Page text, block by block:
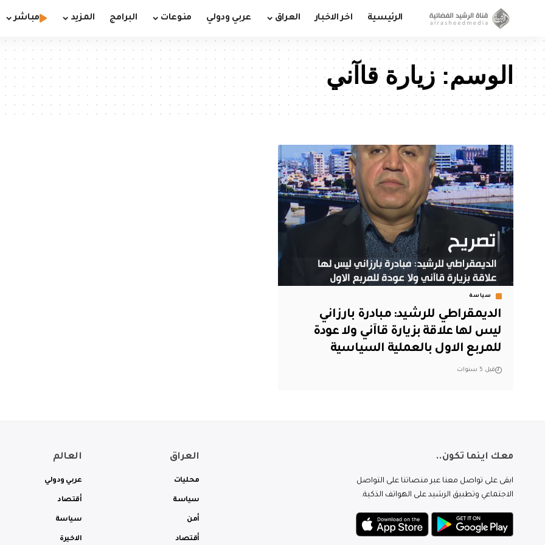
الرئيسية اخر الاخبار العراق عربي ودولي منوعات البرامج المزيد مباشر
الوسم: زيارة قاآني
سياسة
الديمقراطي للرشيد: مبادرة بارزاني
ليس لها علاقة بزيارة قاآني ولا عودة
للمربع الاول بالعملية السياسية
قبل 5 سنوات
معك اينما تكون..
ابقى على تواصل معنا عبر منصاتنا على التواصل
الاجتماعي وتطبيق الرشيد على الهواتف الذكية.
العراق
محليات
سياسة
أمن
أقتصاد
العالم
عربي ودولي
أقتصاد
سياسة
الاخيرة